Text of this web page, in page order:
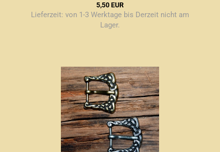
5,50 EUR
Lieferzeit: von 1-3 Werktage bis Derzeit nicht am
Lager.